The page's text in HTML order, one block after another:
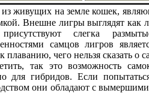
живущих на земле кошек,
Внешне лигры выглядят как
слегка
самцов лигров
плаванию, чего нельзя сказать о
так это возможноcть
для гибридов. Если
они обладают с